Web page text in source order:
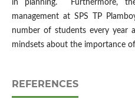
in planning. Furthermore,
management at SPS TP
number of students every year
mindsets about the importance
REFERENCES